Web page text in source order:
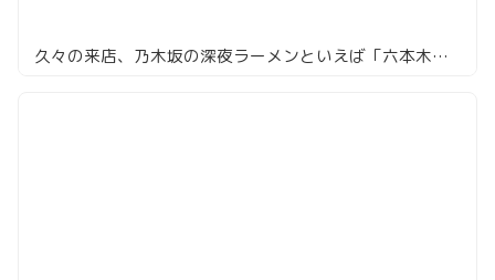
久々の来店、乃木坂の深夜ラーメンといえば「六本木らーめん 東京食品 まる彦」